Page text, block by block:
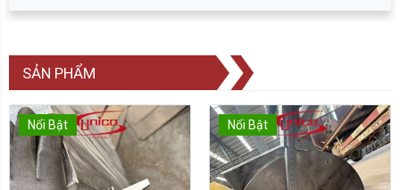
SẢN PHẨM
Nổi Bật Nổi Bật